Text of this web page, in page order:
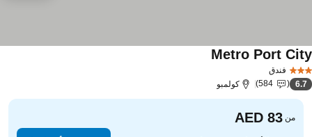
فندق
Metro Portمشاهدة الأسعار
6.7
584 كولمبو
من